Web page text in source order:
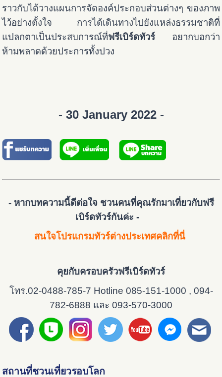
ราวกับได้วางแผนการจัดองค์ประกอบส่วนต่างๆ ของภาพ
ไว้อย่างตั้งใจ การได้เดินทางไปยังแหล่งธรรมชาติที่
แปลกตาเป็นประสบการณ์ที่ฟรีเบิร์ดทัวร์อยากบอกว่า
ห้ามพลาดด้วยประการทั้งปวง
- 30 January 2022 -
- หากบทความนี้ดีต่อใจ ชวนคนที่คุณรักมาเที่ยวกับฟรี
เบิร์ดทัวร์กันค่ะ -
สนใจโปรแกรมทัวร์ต่างประเทศคลิกที่นี่
คุยกับครอบครัวฟรีเบิร์ดทัวร์
โทร.02-0488-785-7 Hotline 085-151-1000 , 094-
782-6888 และ 093-570-3000
สถานที่ชวนเที่ยวรอบโลก